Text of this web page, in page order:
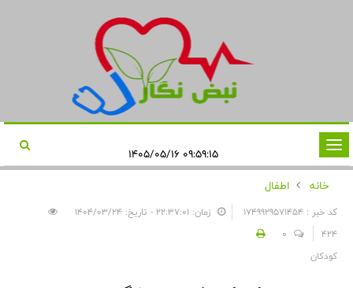
تغییر
وضعیت
ناوبری
۰۹:۵۹:۱۵ ۱۴۰۵/۰۵/۱۶
خانه
اطفال
کد خبر : 1749929571454
زمان: ۲۲:۳۷:۰۱ - تاریخ: ۱۴۰۴/۰۳/۲۴
424
0
کودکان